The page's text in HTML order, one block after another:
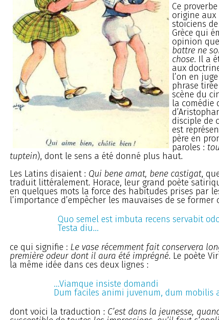
Ce
origine aux
stoïciens
Grèce qui
opinion
battre ne
chose. Il a
aux
l’on en
phrase
scène du
la comédie
disciple de
est
père en
paroles :
tuptein), dont le sens a été donné plus haut.
Les Latins disaient : Qui bene amat, bene castigat,
traduit littéralement. Horace, leur grand poète
en quelques mots la force des habitudes prises par
l’importance d’empêcher les mauvaises de se former
Quo semel est imbuta recens servabit
Testa diu...
ce qui signifie : Le vase récemment fait conservera
première odeur dont il aura été imprégné. Le poète
la même idée dans ces deux lignes :
...Viamque insiste domandi
Dum faciles animi juvenum, dum mobilis
dont voici la traduction : C’est dans la jeunesse,